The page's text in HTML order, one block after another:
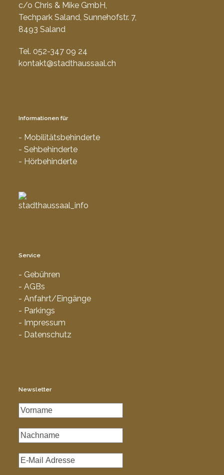
c/o Chris & Mike GmbH,
Techpark Saland, Sunnehofstr. 7,
8493 Saland
Tel. 052-347 09 24
kontakt@stadthaussaal.ch
Informationen für
- Mobilitätsbehinderte
- Sehbehinderte
- Hörbehinderte
Service
- Gebühren
- AGBs
- Anfahrt/Eingänge
- Parkings
- Impressum
- Datenschutz
Newsletter